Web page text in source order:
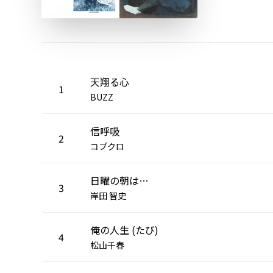
1 天翔る心
BUZZ
2 信呼吸
コブクロ
3 日曜の朝は…
岸田 智史
4 俺の人生 (たび)
松山千春